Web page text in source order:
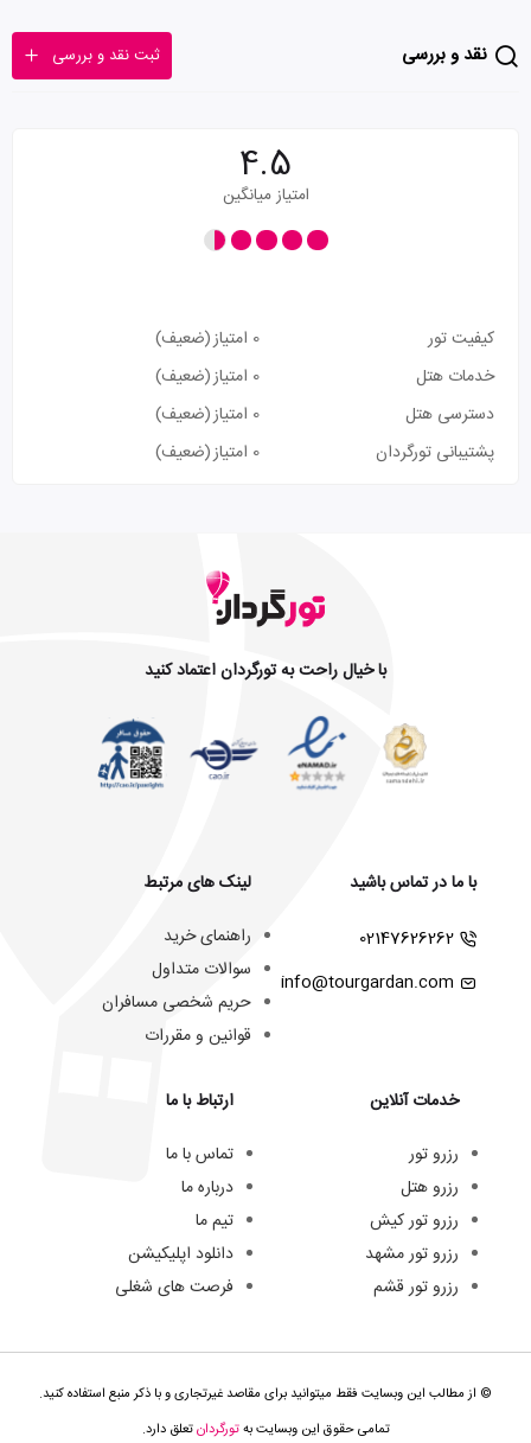
نقد و بررسی ثبت نقد و بررسی
4.5
امتیاز میانگین
کیفیت تور 0 امتیاز
(ضعیف)
خدمات هتل
0 امتیاز
(ضعیف)
دسترسی هتل
0 امتیاز
(ضعیف)
پشتیبانی تورگردان
0 امتیاز (ضعیف)
با خیال راحت به تورگردان اعتماد کنید
با ما در تماس باشید
02147626262
info@tourgardan.com
خدمات آنلاین
رزرو تور
رزرو هتل
رزرو تور کیش
رزرو تور مشهد
رزرو تور قشم
لینک های مرتبط
راهنمای خرید
سوالات متداول
حریم شخصی مسافران
قوانین و مقررات
ارتباط با ما
تماس با ما
درباره ما
تیم ما
دانلود اپلیکیشن
فرصت های شغلی
© از مطالب این وبسایت فقط میتوانید برای مقاصد غیرتجاری و با ذکر منبع استفاده کنید.
تمامی حقوق این وبسایت بهتورگردانتعلق دارد.